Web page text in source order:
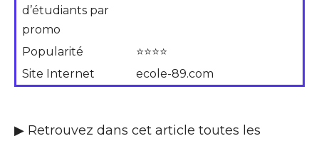
d’étudiants par
promo
Popularité
⭐⭐⭐⭐
Site Internet
ecole-89.com
▶ Retrouvez dans cet article toutes les